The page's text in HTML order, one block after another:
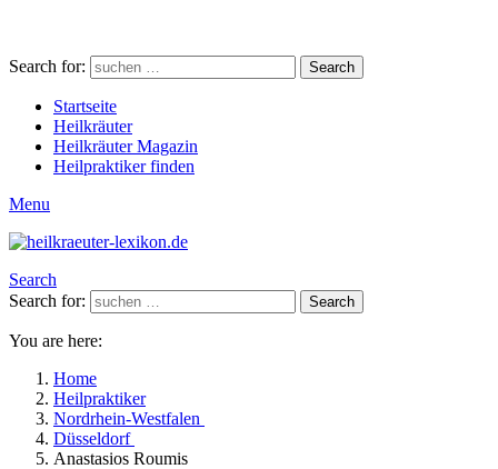
Search for: Search
Startseite
Heilkräuter
Heilkräuter Magazin
Heilpraktiker finden
Menu
Search
Search for:
Search
You are here:
Home
Heilpraktiker
Nordrhein-Westfalen
Düsseldorf
Anastasios Roumis